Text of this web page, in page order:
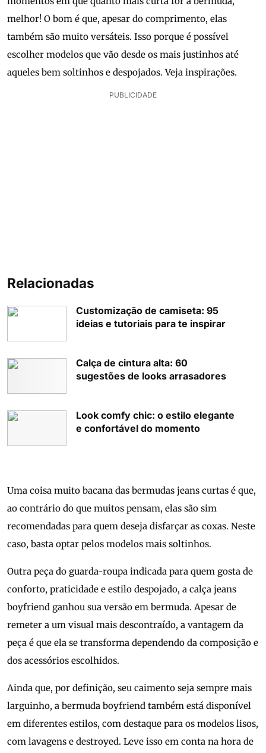
melhor! O bom é que, apesar do comprimento, elas
também são muito versáteis. Isso porque é possível
escolher modelos que vão desde os mais justinhos até
aqueles bem soltinhos e despojados. Veja inspirações.
PUBLICIDADE
Relacionadas
Customização de camiseta: 95
ideias e tutoriais para te inspirar
Calça de cintura alta: 60
sugestões de looks arrasadores
Look comfy chic: o estilo elegante
e confortável do momento
Uma coisa muito bacana das bermudas jeans curtas é que,
ao contrário do que muitos pensam, elas são sim
recomendadas para quem deseja disfarçar as coxas. Neste
caso, basta optar pelos modelos mais soltinhos.
Outra peça do guarda-roupa indicada para quem gosta de
conforto, praticidade e estilo despojado, a calça jeans
boyfriend ganhou sua versão em bermuda. Apesar de
remeter a um visual mais descontraído, a vantagem da
peça é que ela se transforma dependendo da composição e
dos acessórios escolhidos.
Ainda que, por definição, seu caimento seja sempre mais
larguinho, a bermuda boyfriend também está disponível
em diferentes estilos, com destaque para os modelos lisos,
com lavagens e destroyed. Leve isso em conta na hora de